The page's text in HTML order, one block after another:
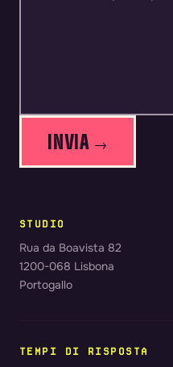
INVIA →
STUDIO
Rua da Boavista 82
1200-068 Lisbona
Portogallo
TEMPI DI RISPOSTA